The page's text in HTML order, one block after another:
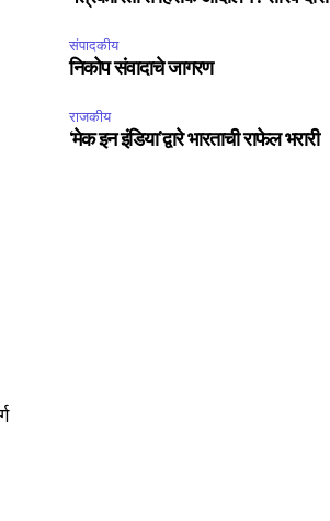
SUBSCRIBE
संपादकीय
निकोप संवादाचे जागरण
राजकीय
‘मेक इन इंडिया’द्वारे भारताची राफेल भरारी